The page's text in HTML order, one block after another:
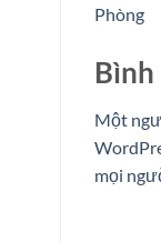
Phòng
Bình
Một
mọi